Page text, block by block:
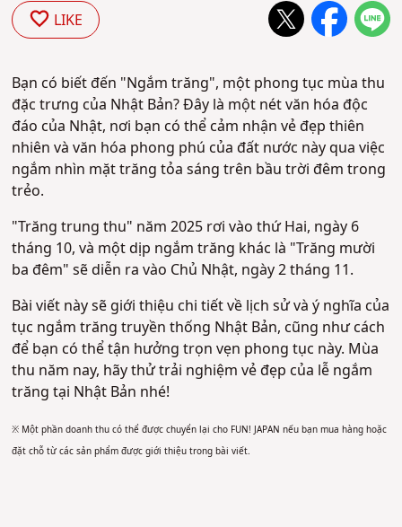
LIKE
Bạn có biết đến "Ngắm trăng", một phong tục mùa thu
đặc trưng của Nhật Bản? Đây là một nét văn hóa độc
đáo của Nhật, nơi bạn có thể cảm nhận vẻ đẹp thiên
nhiên và văn hóa phong phú của đất nước này qua việc
ngắm nhìn mặt trăng tỏa sáng trên bầu trời đêm trong
trẻo.
"Trăng trung thu" năm 2025 rơi vào thứ Hai, ngày 6
tháng 10, và một dịp ngắm trăng khác là "Trăng mười
ba đêm" sẽ diễn ra vào Chủ Nhật, ngày 2 tháng 11.
Bài viết này sẽ giới thiệu chi tiết về lịch sử và ý nghĩa của
tục ngắm trăng truyền thống Nhật Bản, cũng như cách
để bạn có thể tận hưởng trọn vẹn phong tục này. Mùa
thu năm nay, hãy thử trải nghiệm vẻ đẹp của lễ ngắm
trăng tại Nhật Bản nhé!
※ Một phần doanh thu có thể được chuyển lại cho FUN! JAPAN nếu bạn mua hàng hoặc
đặt chỗ từ các sản phẩm được giới thiệu trong bài viết.